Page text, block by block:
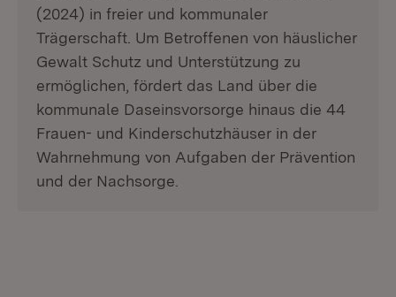
(2024) in freier und kommunaler
Trägerschaft. Um Betroffenen von häuslicher
Gewalt Schutz und Unterstützung zu
ermöglichen, fördert das Land über die
kommunale Daseinsvorsorge hinaus die 44
Frauen- und Kinderschutzhäuser in der
Wahrnehmung von Aufgaben der Prävention
und der Nachsorge.